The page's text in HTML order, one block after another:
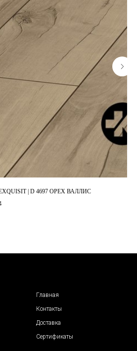
| D 4697 ОРЕХ ВАЛЛИС
Главная
Контакты
Доставка
Сертификаты